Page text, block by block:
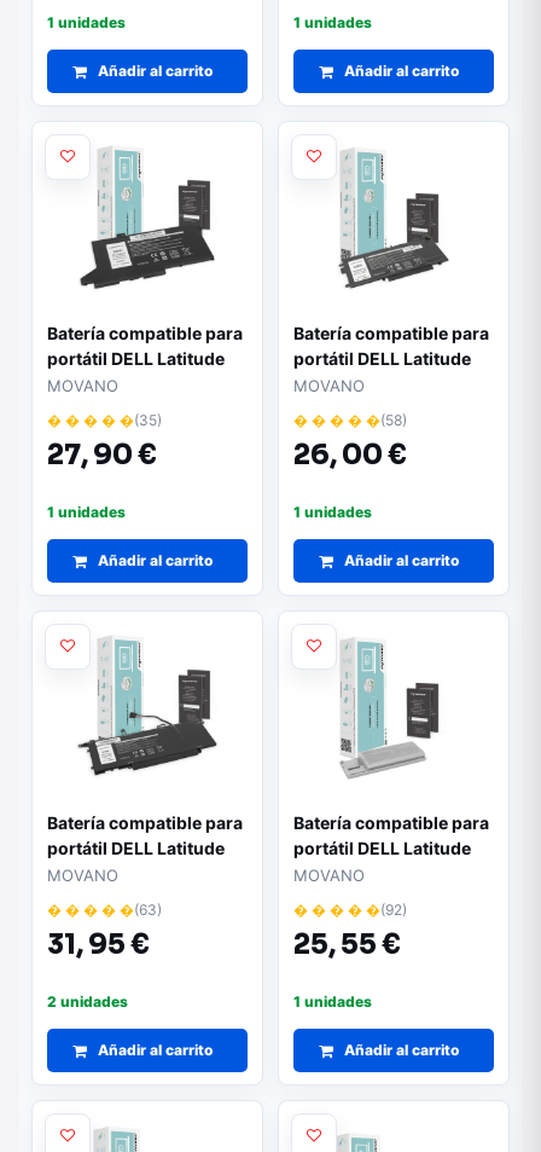
1 unidades
Añadir al carrito
1 unidades
Añadir al carrito
Batería compatible para
portátil DELL Latitude
5420 11.1V 3200 mAh
MOVANO
� � � � �(35)
27,90 €
1 unidades
Añadir al carrito
Batería compatible para
portátil DELL Latitude
7389 7.6V 4200 mAh
MOVANO
� � � � �(58)
26,00 €
1 unidades
Añadir al carrito
Batería compatible para
portátil DELL Latitude
7400 7.4V 4200 mAh
MOVANO
� � � � �(63)
31,95 €
2 unidades
Añadir al carrito
Batería compatible para
portátil DELL Latitude
D620 11.1V 4400 mAh
MOVANO
� � � � �(92)
25,55 €
1 unidades
Añadir al carrito